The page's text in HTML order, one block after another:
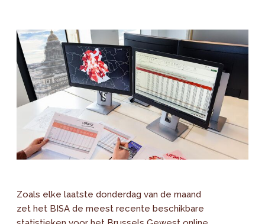
Zoals elke laatste donderdag van de maand
zet het BISA de meest recente beschikbare